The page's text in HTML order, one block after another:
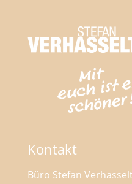
Kontakt
Büro Stefan Verhasselt